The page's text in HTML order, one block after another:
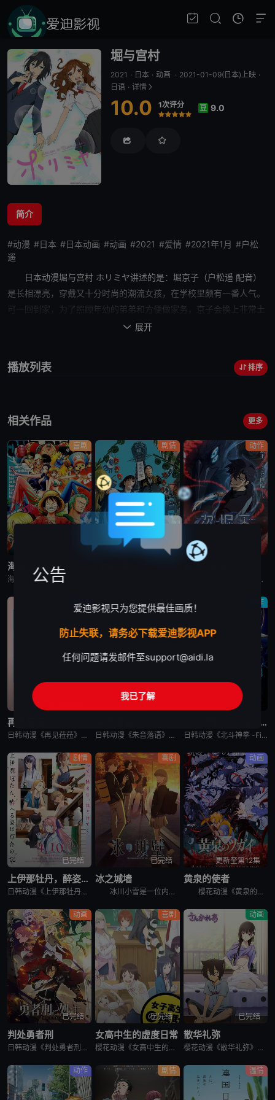
堀与宫村
2021 · 日本 · 动画 · 2021-01-09(日本)上映 ·
日语 · 详情
10.0 1次评分
很差
较差
还行推荐力荐
豆 9.0
简介
#动漫 #日本 #日本动画 #动画 #2021 #爱情 #2021年1月 #户松
遥
日本动漫堀与宫村 ホリミヤ讲述的是：堀京子（户松遥 配音）
是长相漂亮，穿戴又十分时尚的潮流女孩，在学校里颇有一番人气。
可一回到家，为了照顾年幼的弟弟和方便做家务，京子会换上非常土
母亲让京子在不知不觉中扮演了代替者的
服的京子去看们，让她没有想到的是，眼前这个潮男，竟然是平日里
子家，两人以
的真面目相对，心与心之间的距离逐渐缩短。
 展开
播放列表 排序
相关作品 更多
喜剧
更新至第1171集
海贼王
剧情
已完结
动作
日韩动漫《我独自盗墓》又名：盗墓王,盗掘王,Tomb Raider King,トウクツオウ,도굴왕，讲述了：2025年，世界各处惊现古墓，获得墓中“宝物”之人便能获得先人的异能，全世界为获得宝物而疯狂
动画
再见菈菈
日韩动漫《再见菈菈》又名：Sayonara Lara,再见,劳拉,さよならララ，讲述了：昔々あるところに、ララという人魚のプリンセスがおりました。海の王である父と、姉たちに愛されて、すくすくと育ちまし
剧情
日韩动漫《朱音落语》又名：落语朱音,Akane-banashi,あかね噺，讲述了：朱音从小就非常崇拜身为落语家的父亲，经常在门后偷看父亲练习的模样。然而，父亲参加「真打」晋升测验却遭到无情地逐出师门之
动作
已完结
北斗神拳 -Fist of the North Star-
日韩动漫《北斗神拳 -Fist of the North Star-》又名：北⽃之拳 -Fist of the North Star-,北斗の拳 -FIST OF THE NORTH STAR-，讲述
剧情
已完结
上伊那牡丹，醉姿如百合
日韩动漫《上伊那牡丹，醉姿如百合》又名：Kamiina Botan,Yoeru Sugata wa Yuri no Hana,the Drunken Appearance Is a Lily Flow
喜剧
已完结
冰之城墙
冰川小雪是一位内向的学生，她总是向外筑起一道高高的心墙，只跟儿时好友安昙美姫互动。有一天，名叫雨宫凑的男孩，没来由地开始试图打进小雪的心房，扰乱了她平静的生活。 孤僻的小雪、受欢迎的美姫、没有边界
动画
更新至第12集
黄泉的使者
樱花动漫《黄泉的使者》讲述了，月落和亚晨是一对双胞胎兄妹，他们在一个与世隔绝的深山小村落里出生，被称为“分隔夜与昼的双子”。他们拥有获得特殊力量的资格，一场围绕他们的双使战斗也随之展开。 &nbs
动画
已完结
判处勇者刑
日韩动漫《判处勇者刑》又名：勇者刑に処す,勇者处刑 惩罚勇者9004队服刑记录,勇者刑に処す 懲罰勇者9004隊刑務記録，讲述了：勇者刑是最严重的刑罚。犯了大罪被判处勇者刑的人，将受到勇者的惩罚。所谓
喜剧
已完结
女高中生的虚度日常
樱花动漫《女高中生的虚度日常》又名：女子高中生的虚度日常,女高中生的无所事事,女高中生的浪费青春,Wasteful Days of High School Girls,女子高生の無駄づかい，讲述了：性
动画
已完结
散华礼弥
樱花动漫《散华礼弥》又名Sankarea,僵尸哪有那么萌？(台),さんかれあ,散华礼弥，讲述了：散华礼弥（内田真礼 配音）本该是一个快乐活泼的女孩，可是与亡母过分想象的外貌激发了父亲散华团一郎（石冢运
动作 剧情 温情
公告
爱迪影视只为您提供最佳画质！
防止失联，请务必下载爱迪影视APP
任何问题请发邮件至support@aidi.la
我已了解